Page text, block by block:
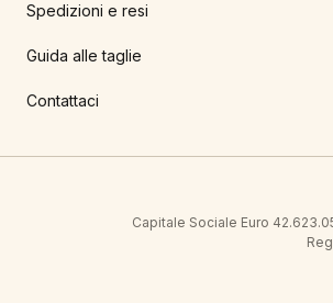
Spedizioni e resi
Guida alle taglie
Contattaci
Capitale Sociale Euro